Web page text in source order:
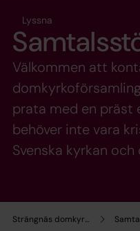
Strängnäs domkyrkoförsamling med Aspö
Lyssna
Välkommen att
prata med en präst
behöver inte vara
Svenska kyrkan